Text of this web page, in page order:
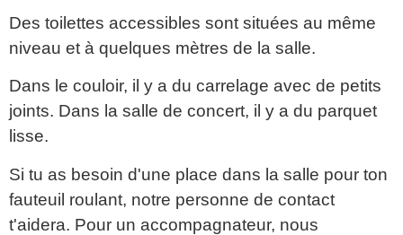
Des toilettes accessibles sont situées au même
niveau et à quelques mètres de la salle.
Dans le couloir, il y a du carrelage avec de petits
joints. Dans la salle de concert, il y a du parquet
lisse.
Si tu as besoin d'une place dans la salle pour ton
fauteuil roulant, notre personne de contact
t'aidera. Pour un accompagnateur, nous